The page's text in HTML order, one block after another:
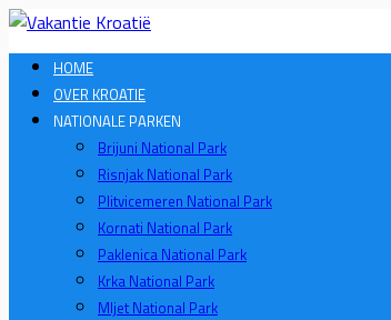
HOME
OVER KROATIE
NATIONALE PARKEN
Brijuni National Park
Risnjak National Park
Plitvicemeren National Park
Kornati National Park
Paklenica National Park
Krka National Park
Mljet National Park